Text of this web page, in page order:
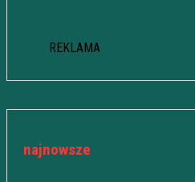
REKLAMA
najnowsze